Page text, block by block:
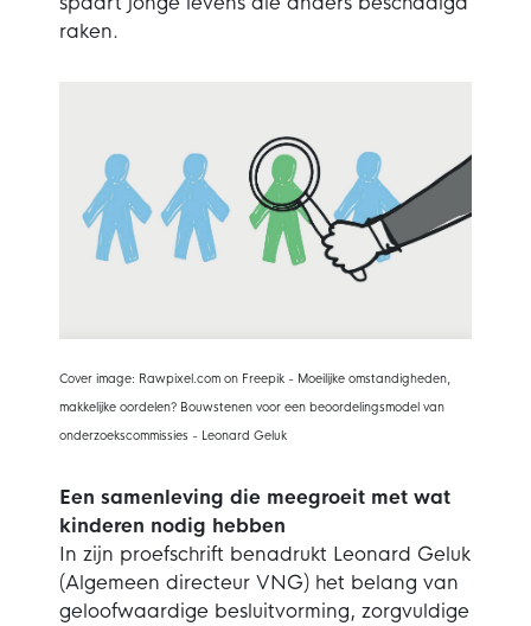
raken.
Cover image: Rawpixel.com on Freepik - Moeilijke omstandigheden,
makkelijke oordelen? Bouwstenen voor een beoordelingsmodel van
onderzoekscommissies - Leonard Geluk
Een samenleving die meegroeit met wat
kinderen nodig hebben
In zijn proefschrift benadrukt Leonard Geluk
(Algemeen directeur VNG) het belang van
geloofwaardige besluitvorming, zorgvuldige